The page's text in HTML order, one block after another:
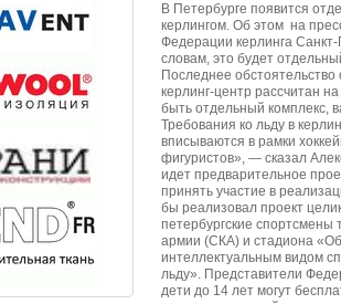
В Петербурге появится
керлингом. Об этом на
Федерации керлинга
словам, это будет
Последнее
керлинг-центр рассчитан
быть отдельный комплекс,
Требования ко льду в
вписываются в рамки
фигуристов», — сказал
идет предварительное
принять участие в
бы реализовал проект
петербургские спортсмены
армии (СКА) и стадиона
интеллектуальным видом
льду». Представители
дети до 14 лет могут